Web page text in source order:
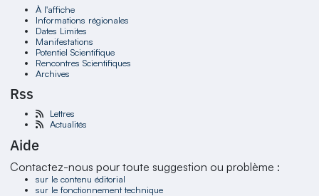
À l'affiche
Informations régionales
Dates Limites
Manifestations
Potentiel Scientifique
Rencontres Scientifiques
Archives
Rss
Lettres
Actualités
Aide
Contactez-nous pour toute suggestion ou problème :
sur le contenu éditorial
sur le fonctionnement technique